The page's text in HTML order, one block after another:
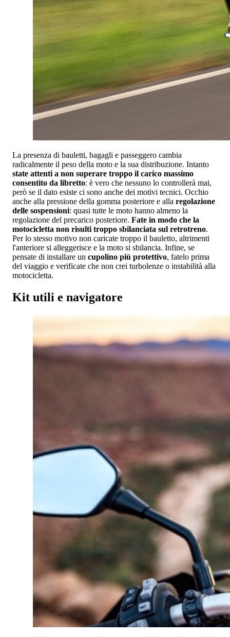
La presenza di bauletti, bagagli e passeggero cambia
radicalmente il peso della moto e la sua distribuzione. Intanto
state attenti a non superare troppo il carico massimo
consentito da libretto: è vero che nessuno lo controllerà mai,
però se il dato esiste ci sono anche dei motivi tecnici. Occhio
anche alla pressione della gomma posteriore e alla regolazione
delle sospensioni: quasi tutte le moto hanno almeno la
regolazione del precarico posteriore. Fate in modo che la
motocicletta non risulti troppo sbilanciata sul retrotreno.
Per lo stesso motivo non caricate troppo il bauletto, altrimenti
l'anteriore si alleggerisce e la moto si sbilancia. Infine, se
pensate di installare un cupolino più protettivo, fatelo prima
del viaggio e verificate che non crei turbolenze o instabilità alla
motocicletta.
Kit utili e navigatore